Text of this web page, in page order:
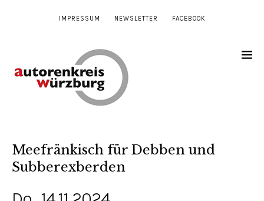
IMPRESSUM NEWSLETTER FACEBOOK
Meefränkisch für Debben und
Subberexberden